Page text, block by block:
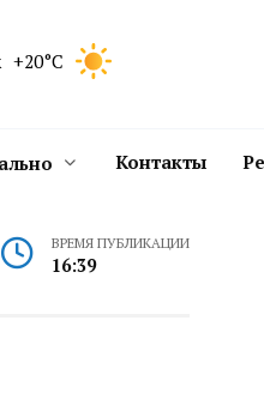
+20°C
Контакты
ВРЕМЯ ПУБЛИКАЦИИ
16:39